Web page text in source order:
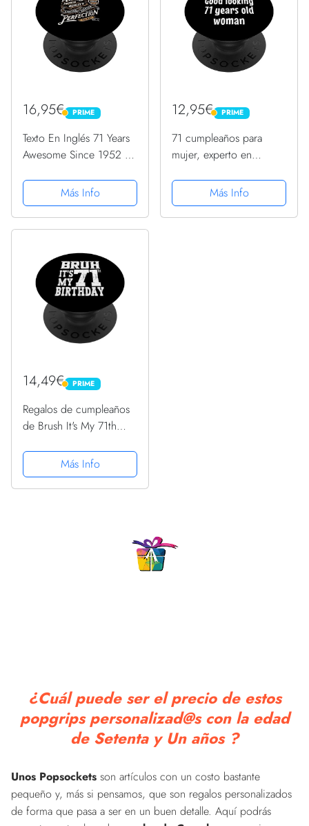
16,95€ PRIME
PRIME
Texto En Inglés 71 Years
Awesome Since 1952 71
PopGrip Intercambiable
Más Info
12,95€ PRIME
PRIME
71 cumpleaños para
mujer, experto en
cumpleaños 71
PopSockets PopGrip
Intercambiable
Más Info
14,49€ PRIME
PRIME
Regalos de cumpleaños
de Brush It's My 71th
de 71 años PopSockets
PopGrip Intercambiable
Más Info
¿Cuál puede ser el precio de estos
popgrips personalizad@s con la edad
de Setenta y Un años ?
Unos Popsockets son artículos con un costo bastante
pequeño y, más si pensamos, que son regalos personalizados
de forma que pasa a ser en un buen detalle. Aquí podrás